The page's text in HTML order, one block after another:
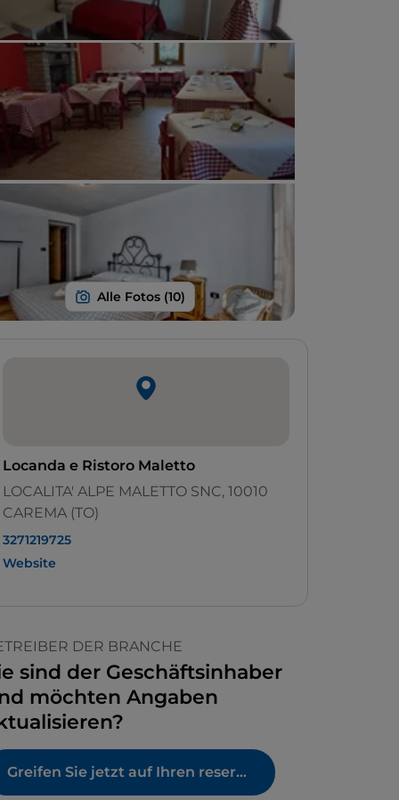
Locanda e Ristoro Maletto
LOCALITA' ALPE MALETTO SNC, 10010
CAREMA (TO)
3271219725
Website
DER BRANCHE
sind der Geschäftsinhaber
möchten Angaben
Greifen Sie jetzt auf Ihren reservierten Bereich zu